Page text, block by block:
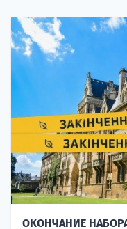
ОКОНЧАНИЕ